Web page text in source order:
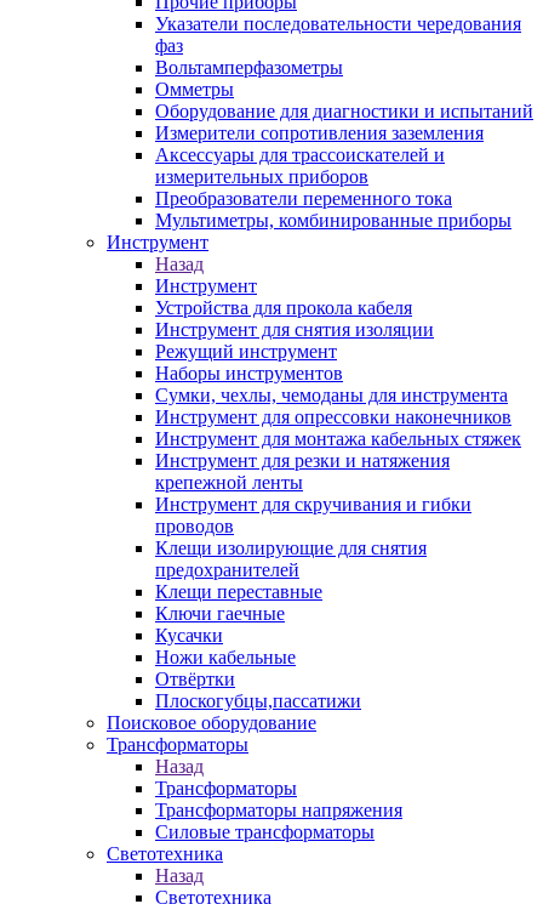
Указатели последовательности чередования
фаз
Вольтамперфазометры
Омметры
Оборудование для диагностики и испытаний
Измерители сопротивления заземления
Аксессуары для трассоискателей и
измерительных приборов
Преобразователи переменного тока
Мультиметры, комбинированные приборы
Инструмент
Назад
Инструмент
Устройства для прокола кабеля
Инструмент для снятия изоляции
Режущий инструмент
Наборы инструментов
Сумки, чехлы, чемоданы для инструмента
Инструмент для опрессовки наконечников
Инструмент для монтажа кабельных стяжек
Инструмент для резки и натяжения
крепежной ленты
Инструмент для скручивания и гибки
проводов
Клещи изолирующие для снятия
предохранителей
Клещи переставные
Ключи гаечные
Кусачки
Ножи кабельные
Отвёртки
Плоскогубцы,пассатижи
Поисковое оборудование
Трансформаторы
Назад
Трансформаторы
Трансформаторы напряжения
Силовые трансформаторы
Светотехника
Назад
Светотехника